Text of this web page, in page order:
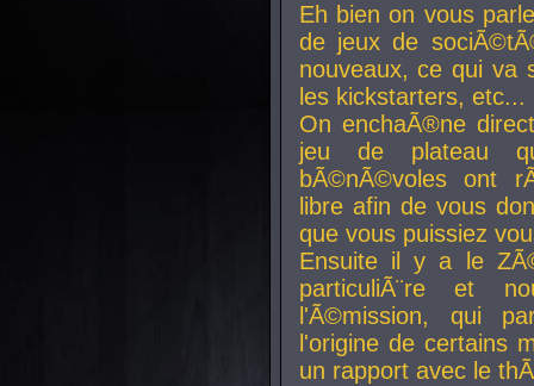
Eh bien on vous
de jeux de
nouveaux, ce qui va
les kickstarters, etc...
On enchaÃ®ne
jeu de plateau
bÃ©nÃ©voles ont
libre afin de vous
que vous puissiez
Ensuite il y a le
particuliÃ¨re et
l'Ã©mission, qui
l'origine de certains
un rapport avec le